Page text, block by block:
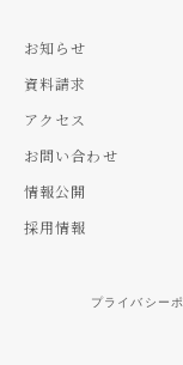
お知らせ
資料請求
アクセス
お問い合わせ
情報公開
採用情報
プライバシー